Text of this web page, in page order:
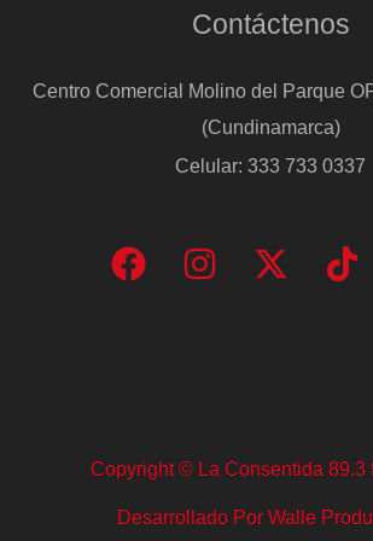
Contáctenos
Centro Comercial Molino del Parque
(Cundinamarca)
Celular: 333 733 0337
Copyright © La Consentida 89.3
Desarrollado Por Walle